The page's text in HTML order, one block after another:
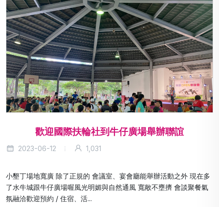
歡迎國際扶輪社到牛仔廣場舉辦聯誼
2023-06-12 1,031
小墾丁場地寬廣 除了正規的 會議室、宴會廳能舉辦活動之外 現在多
了水牛城跟牛仔廣場喔風光明媚與自然通風 寬敞不壅擠 會談聚餐氣
氛融洽歡迎預約 / 住宿、活...